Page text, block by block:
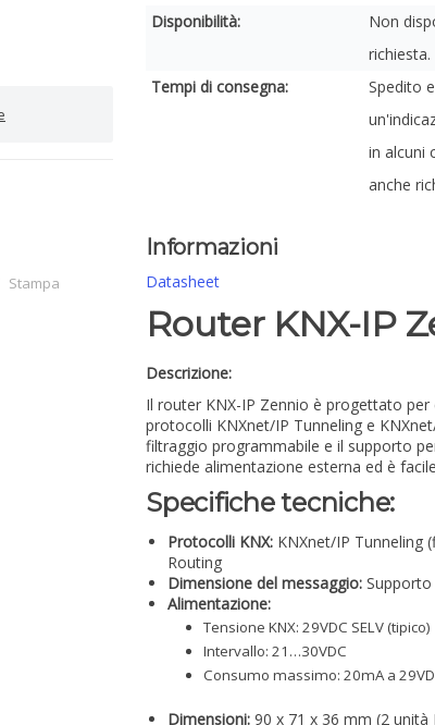
Stampa
Disponibilità:
Non
richiesta.
Tempi di consegna:
Spedito
in alcuni
anche
Informazioni
Datasheet
Router KNX-IP
Descrizione:
Il router KNX-IP Zennio è progettato
protocolli KNXnet/IP Tunneling e
filtraggio programmabile e il supporto
richiede alimentazione esterna ed è
Specifiche tecniche:
Protocolli KNX: KNXnet/IP Tunneling
Routing
Dimensione del messaggio:
Alimentazione:
Tensione KNX: 29VDC SELV (tipico)
Intervallo: 21…30VDC
Consumo massimo: 20mA a
Dimensioni: 90 x 71 x 36 mm (2 unità